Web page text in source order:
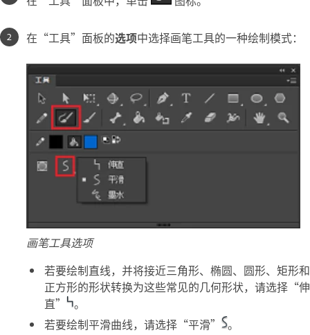
在“工具”面板的选项中选择画笔工具的一种绘制模式：
画笔工具选项
若要绘制直线，并将接近三角形、椭圆、圆形、矩形和
正方形的形状转换为这些常见的几何形状，请选择“伸
直”
。
若要绘制平滑曲线，请选择“平滑”
。